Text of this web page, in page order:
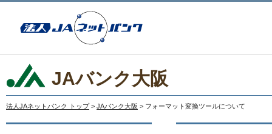
JAバンク大阪
法人JAネットバンク トップ > JAバンク大阪 > フォーマット変換ツールについて